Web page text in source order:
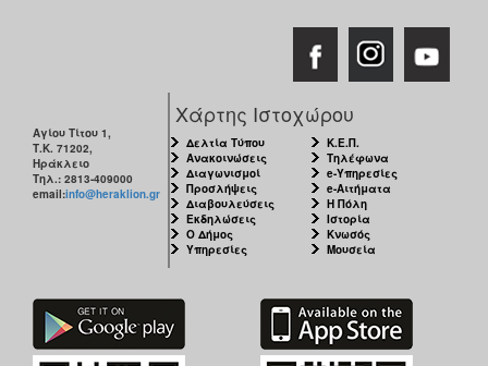
Αγίου Τίτου 1,
Τ.Κ. 71202,
Ηράκλειο
Τηλ.: 2813-409000
email:info@heraklion.gr
Χάρτης Ιστοχώρου
Δελτία Τύπου
Ανακοινώσεις
Διαγωνισμοί
Προσλήψεις
Διαβουλεύσεις
Εκδηλώσεις
Ο Δήμος
Υπηρεσίες
Κ.Ε.Π.
Τηλέφωνα
e-Υπηρεσίες
e-Αιτήματα
Η Πόλη
Ιστορία
Κνωσός
Μουσεία